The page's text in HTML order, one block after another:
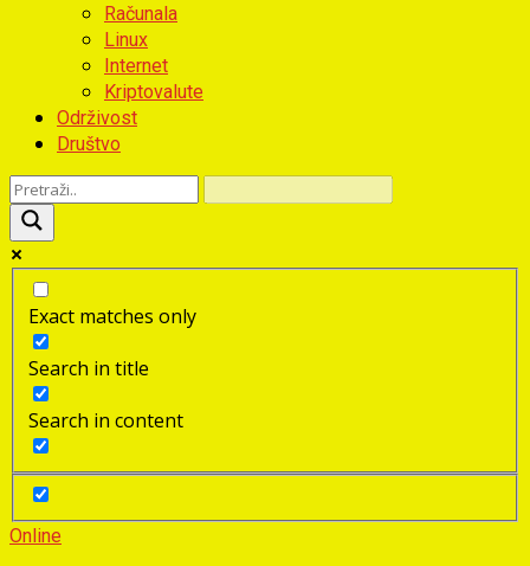
Računala
Linux
Internet
Kriptovalute
Održivost
Društvo
Exact matches only
Search in title
Search in content
Online